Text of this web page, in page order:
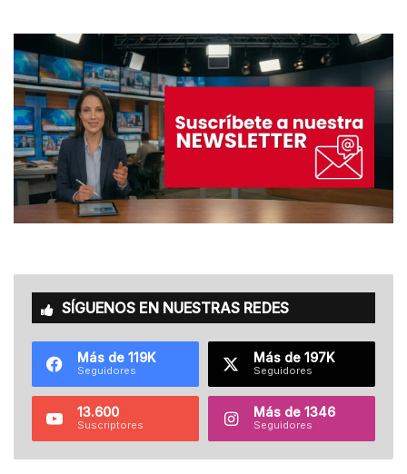
SÍGUENOS EN NUESTRAS REDES
Más de 119K
Seguidores
Más de 197K
Seguidores
13.600
Suscriptores
Más de 1346
Seguidores